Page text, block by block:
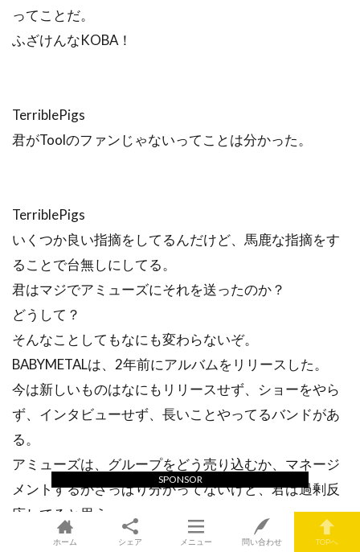
ってことだ。
ふざけんなKOBA！
TerriblePigs
君がToolのファンじゃないってことは分かった。
TerriblePigs
いくつか良い指摘をしてるんだけど、馬鹿な指摘をす
ることで台無しにしてる。
君はマジでアミューズにそれを送ったのか？
どうして？
そんなことしてもなにも変わらないぞ。
BABYMETALは、2年前にアルバムをリリースした。
今は新しいものはなにもリリースせず、ショーをやら
ず、インタビューせず、長いことやってるバンドがあ
る。
アミューズは、グループをどう売り込むか、マネージ
メントするかさっぱり分かってないけど、君は過剰反
応してると思う。
別に彼らは、君に話す義務なんてないんだ。
SPONSOR
ホーム シェア メニュー 問い合わせ TOPへ